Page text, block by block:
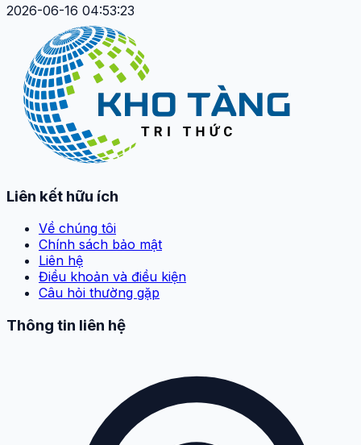
2026-06-16 04:53:23
Liên kết hữu ích
Về chúng tôi
Chính sách bảo mật
Liên hệ
Điều khoản và điều kiện
Câu hỏi thường gặp
Thông tin liên hệ